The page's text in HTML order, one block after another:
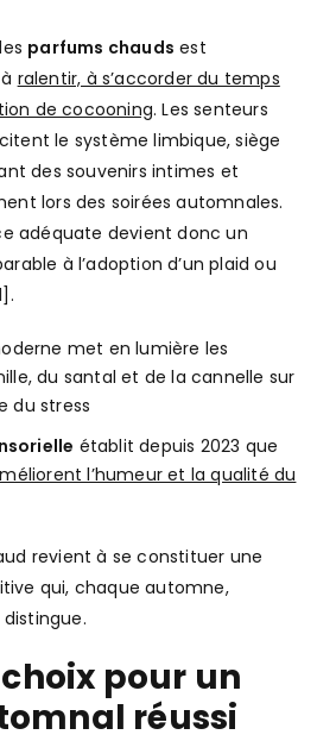
parfums chauds est
ralentir, à s’accorder du temps
de cocooning. Les senteurs
le système limbique, siège
des souvenirs intimes et
lors des soirées automnales.
adéquate devient donc un
à l’adoption d’un plaid ou
met en lumière les
du santal et de la cannelle sur
du stress
établit depuis 2023 que
l’humeur et la qualité du
revient à se constituer une
qui, chaque automne,
pour un
réussi